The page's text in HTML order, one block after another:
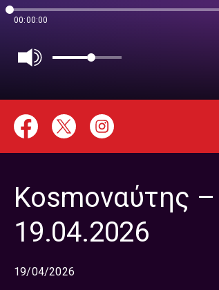
00:00:00
Kosmoναύτης
19.04.2026
19/04/2026